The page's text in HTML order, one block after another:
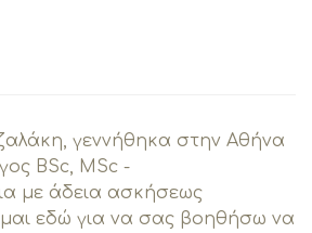
γεννήθηκα στην Αθήνα
BSc, MSc -
με άδεια ασκήσεως
εδώ για να σας βοηθήσω να